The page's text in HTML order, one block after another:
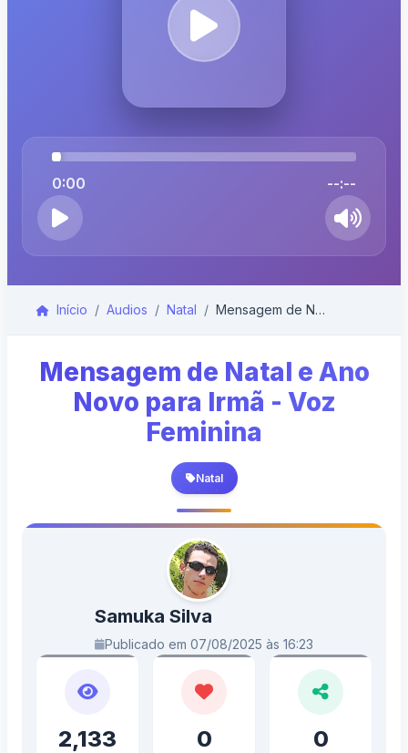
0:00 --:--
Início Audios Natal Mensagem de Natal e Ano Novo para Irmã - Voz Femin...
Mensagem de Natal e Ano
Novo para Irmã - Voz
Feminina
Natal
Samuka Silva
Publicado em 07/08/2025 às 16:23
2,133 0 0